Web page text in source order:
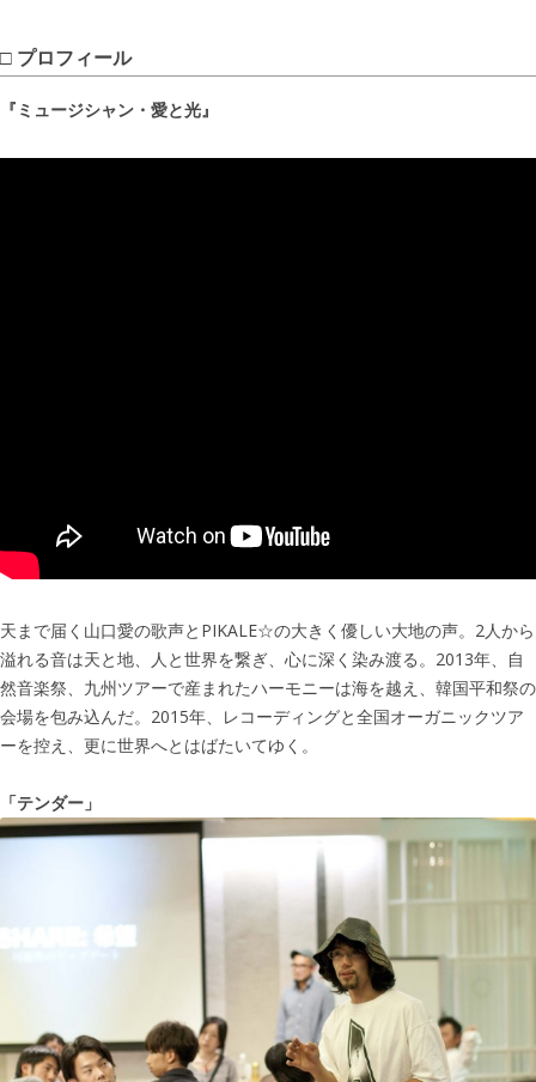
プロフィール
『ミュージシャン・愛と光』
天まで届く山口愛の歌声とPIKALE☆の大きく優しい大地の声。2人から
溢れる音は天と地、人と世界を繋ぎ、心に深く染み渡る。2013年、自
然音楽祭、九州ツアーで産まれたハーモニーは海を越え、韓国平和祭の
会場を包み込んだ。2015年、レコーディングと全国オーガニックツア
ーを控え、更に世界へとはばたいてゆく。
「テンダー」